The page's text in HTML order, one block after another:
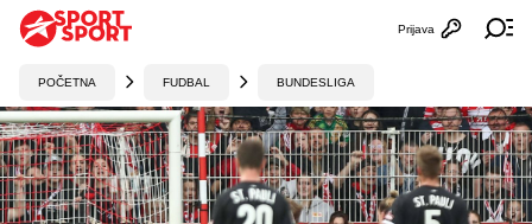
Otvori
Prijava
POČETNA FUDBAL BUNDESLIGA